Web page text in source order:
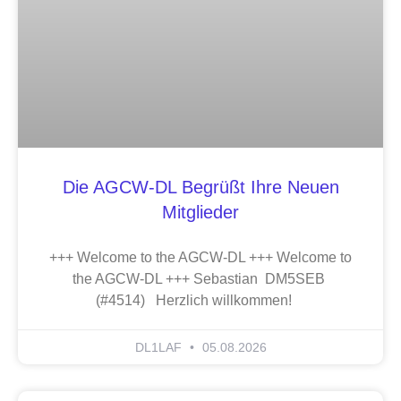
Die AGCW-DL Begrüßt Ihre Neuen
Mitglieder
+++ Welcome to the AGCW-DL +++ Welcome to
the AGCW-DL +++ Sebastian DM5SEB
(#4514) Herzlich willkommen!
DL1LAF 05.08.2026